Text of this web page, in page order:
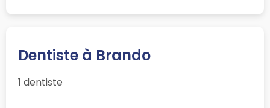
Dentiste à Brando
1 dentiste